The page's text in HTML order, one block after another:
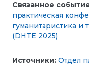
Связанное
практическая
гуманитаристика и
(DHTE 2025)
Источники: Отдел